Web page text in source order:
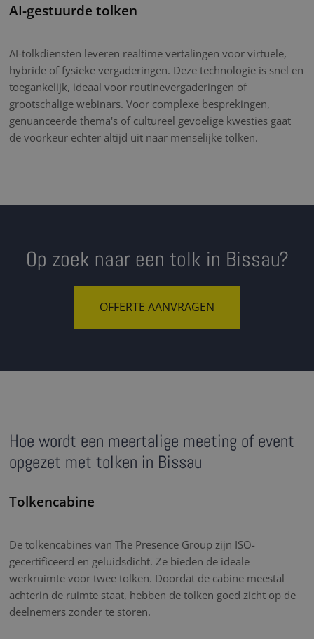
AI-gestuurde tolken
AI-tolkdiensten leveren realtime vertalingen voor virtuele,
hybride of fysieke vergaderingen. Deze technologie is snel en
toegankelijk, ideaal voor routinevergaderingen of
grootschalige webinars. Voor complexe besprekingen,
genuanceerde thema's of cultureel gevoelige kwesties gaat
de voorkeur echter altijd uit naar menselijke tolken.
Op zoek naar een tolk in Bissau?
OFFERTE AANVRAGEN
Hoe wordt een meertalige meeting of event
opgezet met tolken in Bissau
Tolkencabine
De tolkencabines van The Presence Group zijn ISO-
gecertificeerd en geluidsdicht. Ze bieden de ideale
werkruimte voor twee tolken. Doordat de cabine meestal
achterin de ruimte staat, hebben de tolken goed zicht op de
deelnemers zonder te storen.